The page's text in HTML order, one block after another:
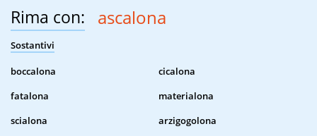
Rima con: ascalona
Sostantivi
boccalona
cicalona
fatalona
materialona
scialona
arzigogolona